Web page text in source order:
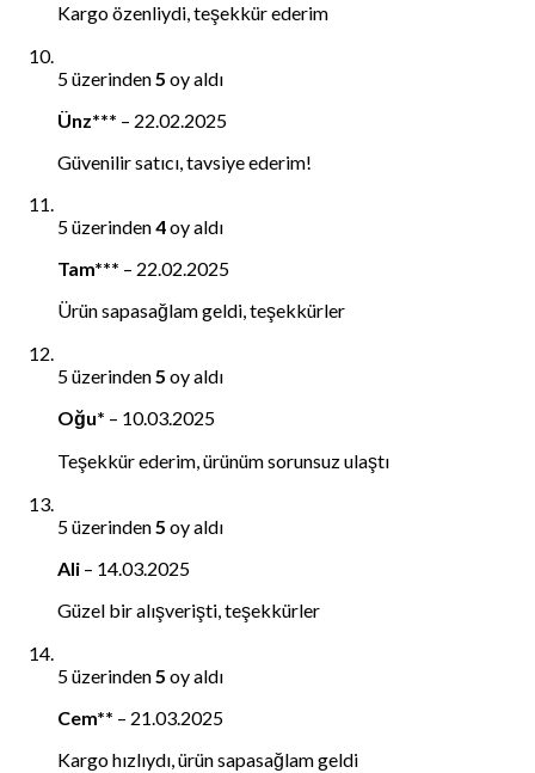
Kargo özenliydi, teşekkür ederim
5 üzerinden5 oy aldı
Ünz*** – 22.02.2025
Güvenilir satıcı, tavsiye ederim!
5 üzerinden4oy aldı
Tam*** – 22.02.2025
Ürün sapasağlam geldi, teşekkürler
5 üzerinden5 oy aldı
Oğu* – 10.03.2025
Teşekkür ederim, ürünüm sorunsuz ulaştı
5 üzerinden5 oy aldı
Ali – 14.03.2025
Güzel bir alışverişti, teşekkürler
5 üzerinden5 oy aldı
Cem** – 21.03.2025
Kargo hızlıydı, ürün sapasağlam geldi